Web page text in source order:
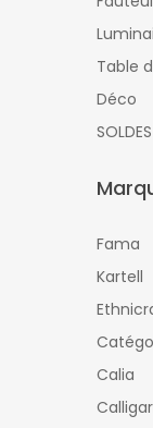
Table
Déco
SOLDES
Fama
Kartell
Calia